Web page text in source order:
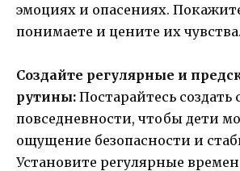
эмоциях и опасениях.
понимаете и цените их чувства.
Создайте регулярные и
рутины: Постарайтесь создать
повседневности, чтобы дети
ощущение безопасности и
Установите регулярные